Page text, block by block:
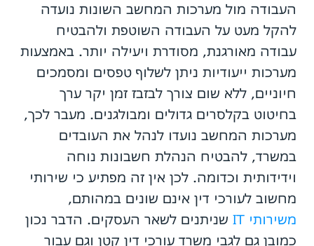
העבודה מול מערכות המחשב השונות נועדה
להקל מעט על העבודה השוטפת ולהבטיח
עבודה מאורגנת, מסודרת ויעילה יותר. באמצעות
מערכות ייעודיות ניתן לשלוף טפסים ומסמכים
חיוניים, ללא שום צורך לבזבז זמן יקר ערך
בחיטוט בקלסרים גדולים ומבולגנים. מעבר לכך,
מערכות המחשב נועדו לנהל את העובדים
במשרד, להבטיח הנהלת חשבונות נוחה
וידידותית וכדומה. לכן אין זה מפתיע כי שירותי
מחשוב לעורכי דין אינם שונים במהותם,
משירותי IT
שניתנים לשאר העסקים. הדבר נכון
כמובן גם לגבי משרד עורכי דין קטן וגם עבור